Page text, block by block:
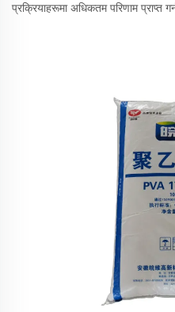
प्रक्रियाहरूमा अधिकतम परिणाम प्राप्त